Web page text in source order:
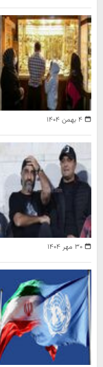
۴ بهمن ۱۴۰۴
۳۰ مهر ۱۴۰۴